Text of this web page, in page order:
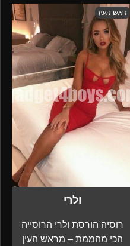
ראש העין
ולרי
רוסיה הורסת ולרי הרוסייה
הכי מהממת – מראש העין